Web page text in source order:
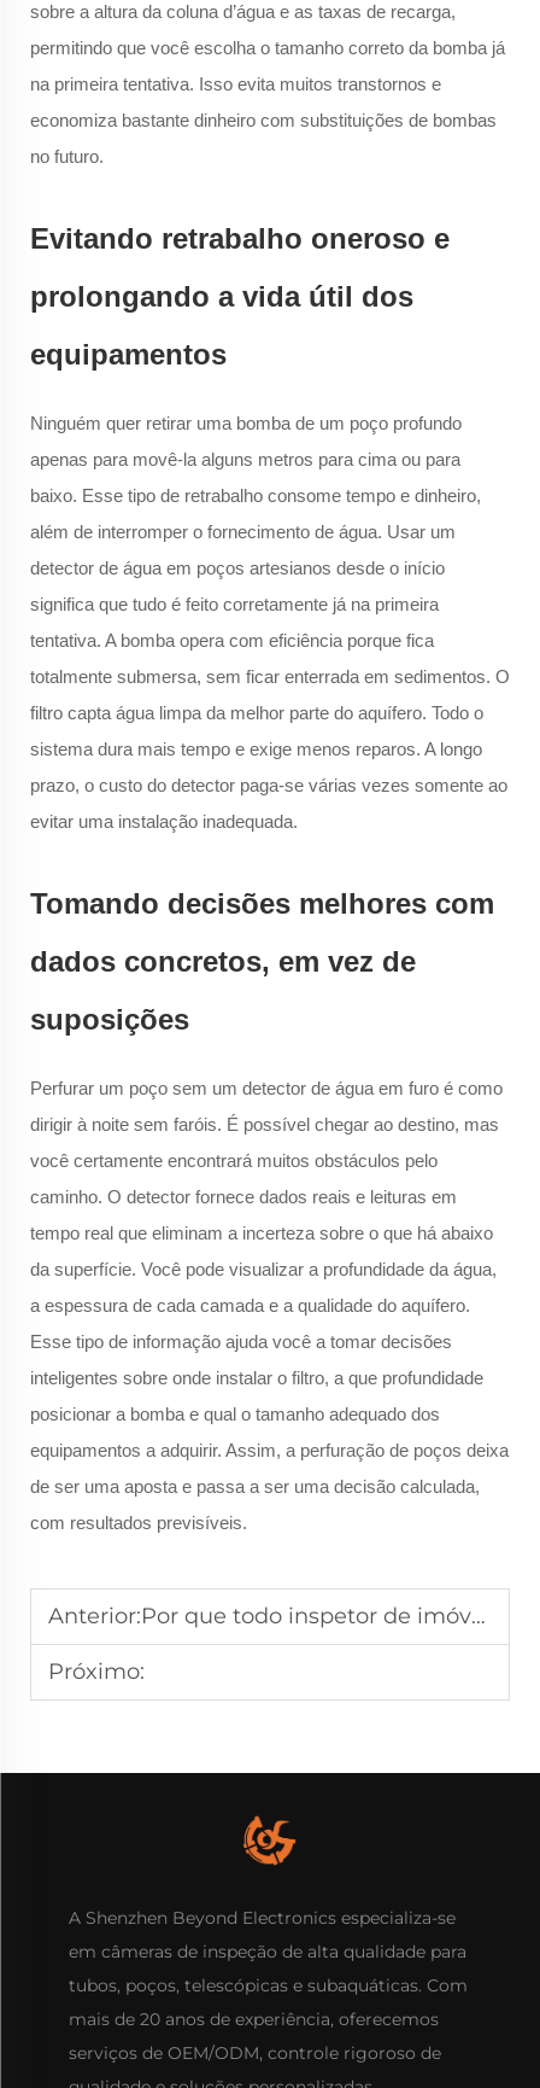
sobre a altura da coluna d’água e as taxas de recarga,
permitindo que você escolha o tamanho correto da bomba já
na primeira tentativa. Isso evita muitos transtornos e
economiza bastante dinheiro com substituições de bombas
no futuro.
Evitando retrabalho oneroso e
prolongando a vida útil dos
equipamentos
Ninguém quer retirar uma bomba de um poço profundo
apenas para movê-la alguns metros para cima ou para
baixo. Esse tipo de retrabalho consome tempo e dinheiro,
além de interromper o fornecimento de água. Usar um
detector de água em poços artesianos desde o início
significa que tudo é feito corretamente já na primeira
tentativa. A bomba opera com eficiência porque fica
totalmente submersa, sem ficar enterrada em sedimentos. O
filtro capta água limpa da melhor parte do aquífero. Todo o
sistema dura mais tempo e exige menos reparos. A longo
prazo, o custo do detector paga-se várias vezes somente ao
evitar uma instalação inadequada.
Tomando decisões melhores com
dados concretos, em vez de
suposições
Perfurar um poço sem um detector de água em furo é como
dirigir à noite sem faróis. É possível chegar ao destino, mas
você certamente encontrará muitos obstáculos pelo
caminho. O detector fornece dados reais e leituras em
tempo real que eliminam a incerteza sobre o que há abaixo
da superfície. Você pode visualizar a profundidade da água,
a espessura de cada camada e a qualidade do aquífero.
Esse tipo de informação ajuda você a tomar decisões
inteligentes sobre onde instalar o filtro, a que profundidade
posicionar a bomba e qual o tamanho adequado dos
equipamentos a adquirir. Assim, a perfuração de poços deixa
de ser uma aposta e passa a ser uma decisão calculada,
com resultados previsíveis.
Anterior:Por que todo inspetor de imóveis deve ter uma câmera de encanamento à prova d'água para inspeções completas de edifícios?
Próximo:
A Shenzhen Beyond Electronics especializa-se
em câmeras de inspeção de alta qualidade para
tubos, poços, telescópicas e subaquáticas. Com
mais de 20 anos de experiência, oferecemos
serviços de OEM/ODM, controle rigoroso de